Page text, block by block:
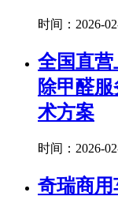
时间：2026-
全国直营
除甲醛
术方案
时间：2026-
奇瑞商